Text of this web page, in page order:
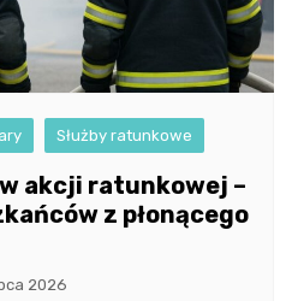
Służby ratunkowe
akcji ratunkowej –
z płonącego
2026